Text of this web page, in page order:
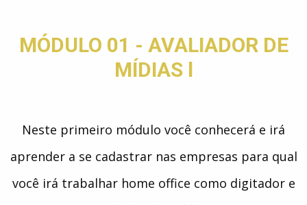
MÓDULO 01 - AVALIADOR DE
MÍDIAS l​
Neste primeiro módulo você conhecerá e irá
aprender a se cadastrar nas empresas para qual
você irá trabalhar home office como digitador e